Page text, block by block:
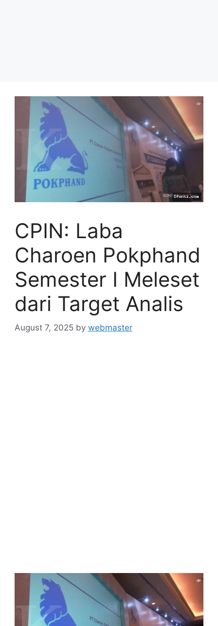
CPIN: Laba
Charoen Pokphand
Semester I Meleset
dari Target Analis
August 7, 2025 by webmaster